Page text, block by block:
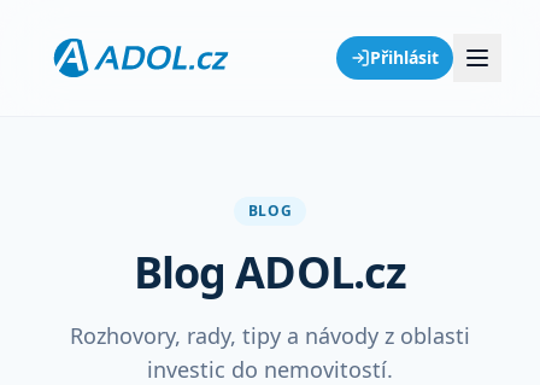
Přihlásit
BLOG
Blog ADOL.cz
Rozhovory, rady, tipy a návody z oblasti
investic do nemovitostí.